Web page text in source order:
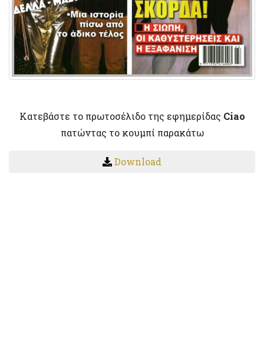
Κατεβάστε το πρωτοσέλιδο της εφημερίδας Ciao
πατώντας το κουμπί παρακάτω
Download